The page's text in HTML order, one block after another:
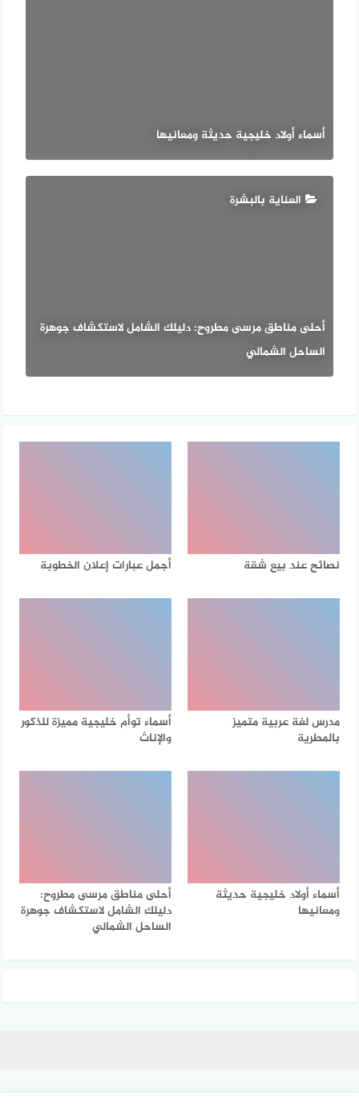
أسماء أولاد خليجية حديثة ومعانيها
العناية بالبشرة
أحلى مناطق مرسى مطروح: دليلك الشامل لاستكشاف جوهرة
الساحل الشمالي
نصائح عند بيع شقة أجمل عبارات إعلان الخطوبة
مدرس لغة عربية متميز
بالمطرية
أسماء توأم خليجية مميزة للذكور
والإناث
أسماء أولاد خليجية حديثة
ومعانيها
أحلى مناطق مرسى مطروح:
دليلك الشامل لاستكشاف جوهرة
الساحل الشمالي